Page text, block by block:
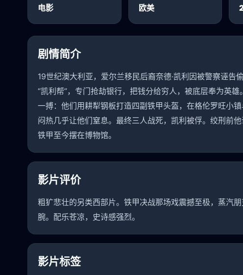
电影 欧美
剧情简介
19世纪澳大利亚，爱尔兰移民后裔奈德·凯利因被警察诬
“凯利帮”，专门抢劫银行，把钱分给穷人，被底层奉为英
一搏：他们用耕犁钢板打造四副铁甲头盔，在格伦罗旺小
闷热几乎让他们窒息。最终三人战死，凯利被俘。绞刑前
铁甲至今摆在博物馆。
影片评价
粗犷悲壮的另类西部片。铁甲决战那场戏震撼至极，蒸汽
腕。配乐苍凉，史诗感强烈。
影片标签